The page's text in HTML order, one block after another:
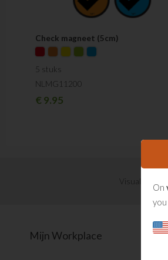
Check magneet (5cm)
5 stuks
NLMG11200
€9.95
Visual
Mijn Workplace
On